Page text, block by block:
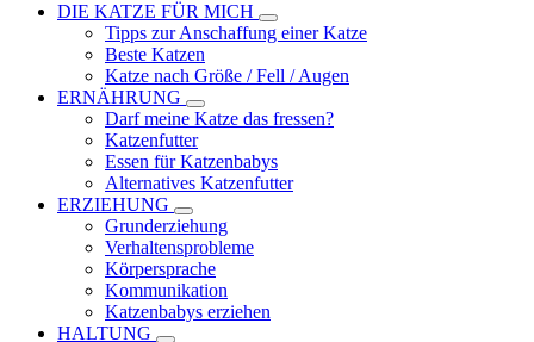
DIE KATZE FÜR MICH
Tipps zur Anschaffung einer Katze
Beste Katzen
Katze nach Größe / Fell / Augen
ERNÄHRUNG
Darf meine Katze das fressen?
Katzenfutter
Essen für Katzenbabys
Alternatives Katzenfutter
ERZIEHUNG
Grunderziehung
Verhaltensprobleme
Körpersprache
Kommunikation
Katzenbabys erziehen
HALTUNG